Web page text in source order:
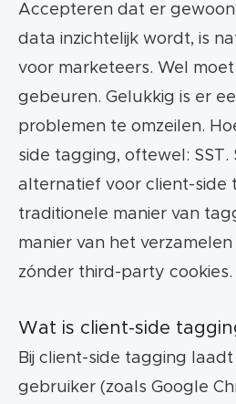
Accepteren dat er
data inzichtelijk wordt, is
voor marketeers. Wel
gebeuren. Gelukkig is er
problemen te omzeilen.
side tagging, oftewel: SST.
alternatief voor client-side
traditionele manier van
manier van het
zónder third-party cookies.
Wat is client-side
Bij client-side tagging
gebruiker (zoals Google